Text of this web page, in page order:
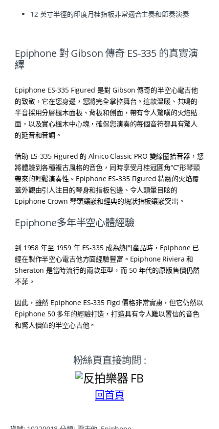
12 英寸半徑的印度月桂指板非常適合主奏和節奏演奏
Epiphone 對 Gibson 傳奇 ES-335 的真實演
繹
Epiphone ES-335 Figured 是對 Gibson 傳奇的半空心電吉他
的致敬，它在您身邊，您將完全掌控舞台。這款溫暖、共鳴的
半音採用分層楓木面板、背板和側面，帶有令人驚嘆的火焰貼
面，以及實心楓木中心塊，確保您演奏的每個音符都具有驚人
的延音和音調。
借助 ES-335 Figured 的 Alnico Classic PRO 雙線圈拾音器，您
將體驗到各種複古風格的音色，同時享受月桂冠圓角“C”形琴頸
帶來的輕鬆演奏性。Epiphone ES-335 Figured 精緻的火焰覆
蓋外觀由引人注目的琴身和指板包邊、令人頭暈目眩的
Epiphone Crown 琴頭鑲嵌和經典的塊狀指板鑲嵌突出。
Epiphone多年半空心體經驗
到 1958 年至 1959 年 ES-335 成為熱門產品時，Epiphone 已
經在製作半空心電吉他方面經驗豐富。Epiphone Riviera 和
Sheraton 是當時流行的兩款車型，而 50 年代的原版售價仍然
不菲。
因此，雖然 Epiphone ES-335 Figd 價格非常實惠，但它仍然以
Epiphone 50 多年的經驗打造，打造具有令人難以置信的音色
和驚人價值的半空心吉他。
粉絲頁直接詢問 :
回首頁